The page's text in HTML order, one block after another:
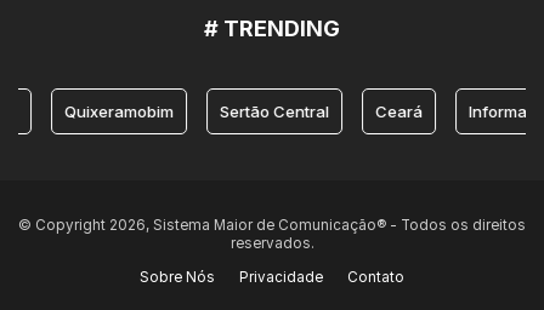
# TRENDING
Quixeramobim Sertão Central Ceará Informação
© Copyright 2026, Sistema Maior de Comunicação® - Todos os direitos
reservados.
Sobre Nós
Privacidade Contato